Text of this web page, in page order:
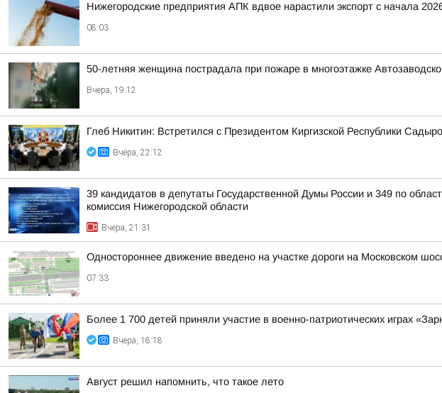
Нижегородские предприятия АПК вдвое нарастили экспорт с начала
08:03
50-летняя женщина пострадала при пожаре в многоэтажке
Вчера, 19:12
Глеб Никитин: Встретился с Президентом Киргизской Республики
Вчера, 22:12
39 кандидатов в депутаты Государственной Думы России и 349 по
комиссия Нижегородской области
Вчера, 21:31
Одностороннее движение введено на участке дороги на Московском
07:33
Более 1 700 детей приняли участие в военно-патриотических играх
Вчера, 18:18
Август решил напомнить, что такое лето